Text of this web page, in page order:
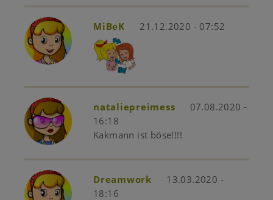
MiBeK 21.12.2020 - 07:52
nataliepreimess
07.08.2020 -
16:18
Kakmann ist böse!!!!
Dreamwork
13.03.2020 -
18:16